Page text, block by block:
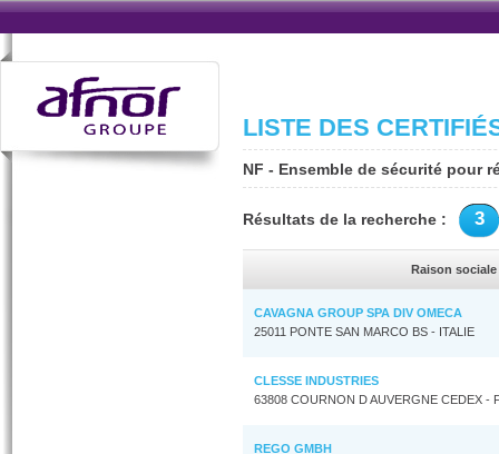
LISTE DES
NF - Ensemble de sécurité pour
Résultats de la recherche : 3
Raison sociale
CAVAGNA GROUP SPA DIV OMECA
25011 PONTE SAN MARCO BS - ITALIE
CLESSE INDUSTRIES
63808 COURNON D AUVERGNE CEDEX -
REGO GMBH